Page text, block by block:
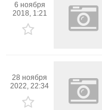
6 ноября
2018, 1:21
28 ноября
2022, 22:34